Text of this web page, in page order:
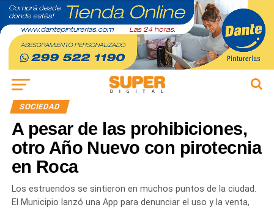
SOCIEDAD
A pesar de las prohibiciones,
otro Año Nuevo con pirotecnia
en Roca
Los estruendos se sintieron en muchos puntos de la ciudad.
El Municipio lanzó una App para denunciar el uso y la venta,